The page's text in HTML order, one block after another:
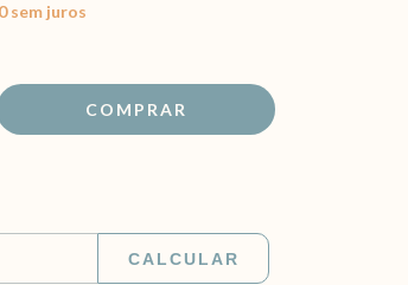
sem juros
CALCULAR